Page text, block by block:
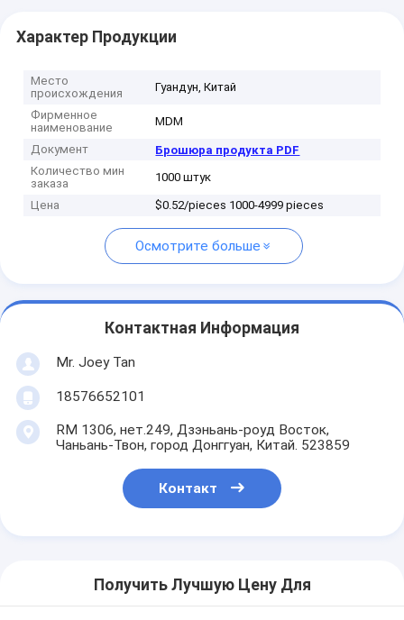
Характер Продукции
Место
происхождения
Гуандун, Китай
Фирменное
наименование
MDM
Документ
Брошюра продукта PDF
Количество мин
заказа
1000 штук
Цена $0.52/pieces 1000-4999 pieces
Осмотрите больше
Контактная Информация
Mr. Joey Tan
18576652101
RM 1306, нет.249, Дзэньань-роуд Восток,
Чаньань-Твон, город Донггуан, Китай. 523859
Контакт
Получить Лучшую Цену Для